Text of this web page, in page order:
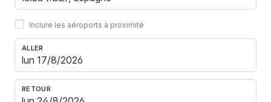
Inclure les aéroports à proximité
ALLER
RETOUR